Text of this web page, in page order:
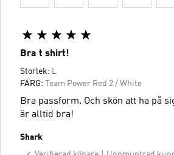
Bra t shirt!
Storlek: L
FÄRG:
Team Power Red 2 / White
Bra passform. Och skön att ha på
är alltid bra!
Shark